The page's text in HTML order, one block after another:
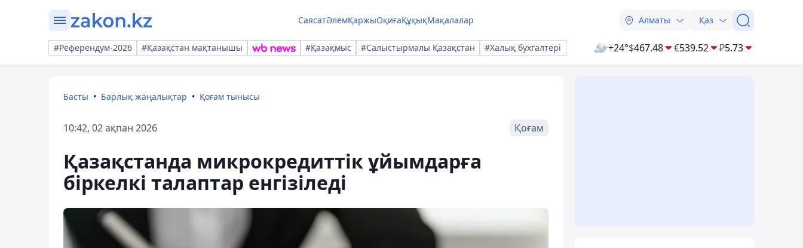
СаясатӘлемҚаржыОқиғаҚұқықМақалалар Алматы Қаз
#Референдум-2026 #Қазақстан мақтанышы #Қазақмыс #Салыстырмалы Қазақстан #Халық бухгалтері +24°$467.48 €539.52 ₽5.73
Басты Барлық жаңалықтар Қоғам тынысы
10:42, 02 ақпан 2026 Қоғам
Қазақстанда микрокредиттік ұйымдарға
біркелкі талаптар енгізіледі